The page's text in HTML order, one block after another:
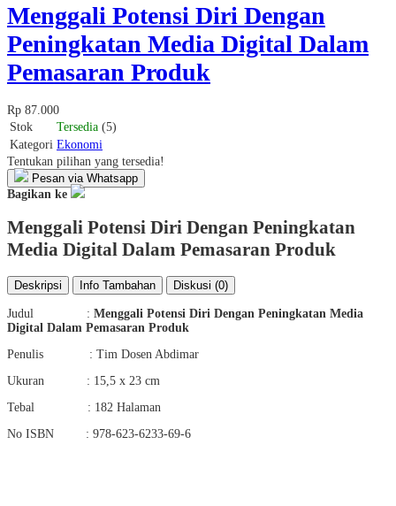
Menggali Potensi Diri Dengan
Peningkatan Media Digital Dalam
Pemasaran Produk
Rp 87.000
Stok
Tersedia (5)
Kategori Ekonomi
Tentukan pilihan yang tersedia!
Pesan via Whatsapp
Bagikan ke
Menggali Potensi Diri Dengan Peningkatan
Media Digital Dalam Pemasaran Produk
Deskripsi Info Tambahan Diskusi (0)
Judul : Menggali Potensi Diri Dengan Peningkatan Media
Digital Dalam Pemasaran Produk
Penulis : Tim Dosen Abdimar
Ukuran : 15,5 x 23 cm
Tebal : 182 Halaman
No ISBN : 978-623-6233-69-6